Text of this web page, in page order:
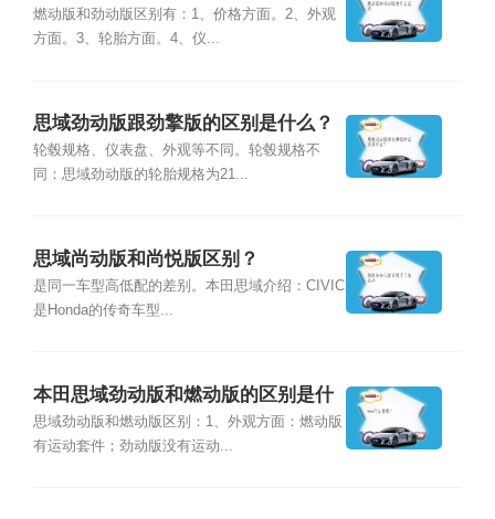
燃动版和劲动版区别有：1、价格方面。2、外观
方面。3、轮胎方面。4、仪...
思域劲动版跟劲擎版的区别是什么？
轮毂规格、仪表盘、外观等不同。轮毂规格不
同：思域劲动版的轮胎规格为21...
思域尚动版和尚悦版区别？
是同一车型高低配的差别。本田思域介绍：CIVIC
是Honda的传奇车型...
本田思域劲动版和燃动版的区别是什
么？
思域劲动版和燃动版区别：1、外观方面：燃动版
有运动套件；劲动版没有运动...